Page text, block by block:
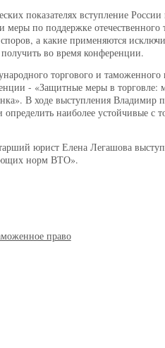
показателях вступление
меры по поддержке
а какие применяются
во время конференции.
торгового и
- «Защитные меры в торговле:
В ходе выступления Владимир
определить наиболее устойчивые
юрист Елена Легашова
норм ВТО».
право